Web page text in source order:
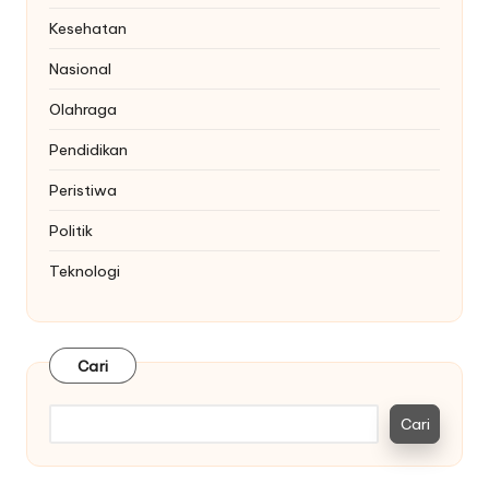
Kesehatan
Nasional
Olahraga
Pendidikan
Peristiwa
Politik
Teknologi
Cari
Cari